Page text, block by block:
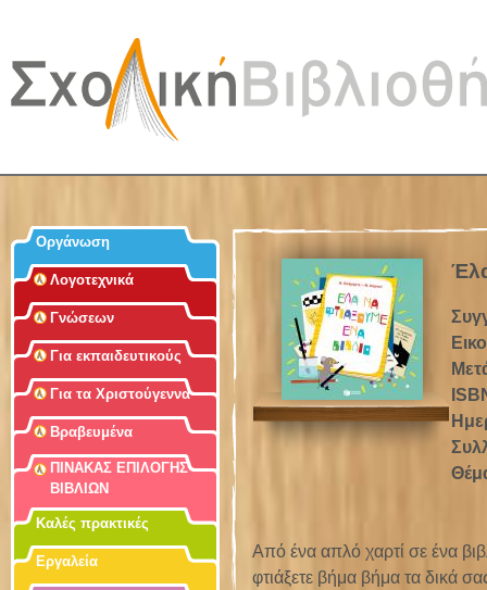
Από ένα απλό χαρτί σε ένα
φτιάξετε βήμα βήμα τα δικά
Οργάνωση
Λογοτεχνικά
Γνώσεων
Για εκπαιδευτικούς
Για τα Χριστούγεννα
Βραβευμένα
ΠΙΝΑΚΑΣ ΕΠΙΛΟΓΗΣ
ΒΙΒΛΙΩΝ
Καλές πρακτικές
Εργαλεία